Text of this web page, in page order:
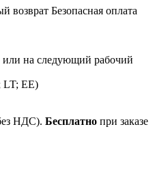
возврат Безопасная оплата
или на следующий рабочий
LT; EE)
НДС). Бесплатно при заказе